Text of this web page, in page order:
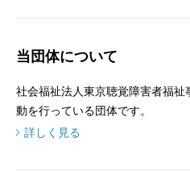
当団体について
社会福祉法人東京聴覚障害者福
動を行っている団体です。
詳しく見る